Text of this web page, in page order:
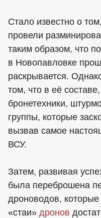
Стало известно о
провели
таким образом, что
в Новопавловке
раскрывается.
том, что в её
бронетехники,
группы, которые
вызвав самое
ВСУ.
Затем, развивая
была переброшена
дроноводов,
«стаи» дронов